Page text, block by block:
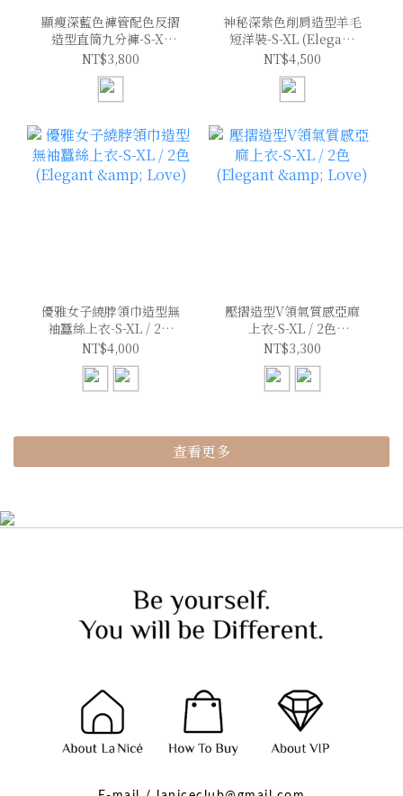
顯瘦深藍色褲管配色反摺
造型直筒九分褲-S-XL
(Elegant & Love)
NT$3,800
神秘深紫色削肩造型羊毛
短洋裝-S-XL (Elegant
& Love)
NT$4,500
優雅女子繞脖領巾造型無
袖蠶絲上衣-S-XL / 2色
(Elegant & Love)
NT$4,000
壓摺造型V領氣質感亞麻
上衣-S-XL / 2色
(Elegant & Love)
NT$3,300
查看更多